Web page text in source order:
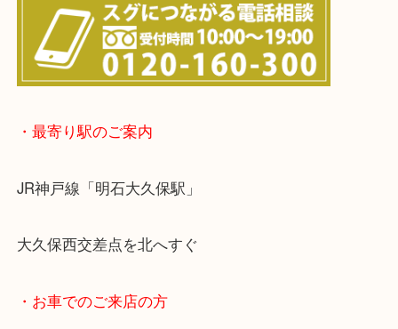
らせて頂きます。(金券・両替以外）